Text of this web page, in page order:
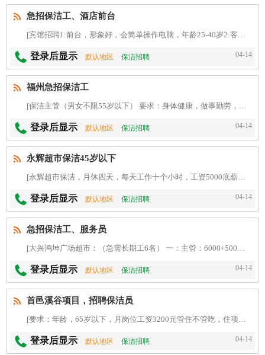
急招保洁工、酒店前台
[宾馆招聘1:前台，形象好，会简单操作电脑，年龄25-40岁2:客房保洁，年龄35-55岁之间，能吃苦耐劳，联系电话☎:地址:瑞豪小区斜对面尚客优精选酒店。]
登录后显示 默认地区 保洁招聘 04-14
福州急招保洁工
[保洁主管（男女不限55岁以下） 要求：身体健康，做事勤劳，服从管理，有亲和力 上班时间:7:30-22:30 工资：5500-6500 位置：华润万象城 联系电话：朱女士]
登录后显示 默认地区 保洁招聘 04-14
永辉超市保洁45岁以下
[永辉超市保洁，月休四天，每天工作十个小时，工资5000底薪加500绩效，提供吃住，45岁以下才行]
登录后显示 默认地区 保洁招聘 04-14
急招保洁工、服务员
[大兴鸿坤广场超市：（急需长期工6名） 一：主管：6000+500（全勤）+500（绩效考核） 备：十小时后工资加1000全勤可领8000 二：领班：4500+300（全勤）+200（]
登录后显示 默认地区 保洁招聘 04-14
首邑溪谷项目，招聘保洁员
[要求：年龄，65岁以下，月岗位工资3200元管住不管吃，住项目楼房二层。工作时间早6:30一10:30下午13:00一17:00点无休息。有保洁经验者优先。]
登录后显示 默认地区 保洁招聘 04-14